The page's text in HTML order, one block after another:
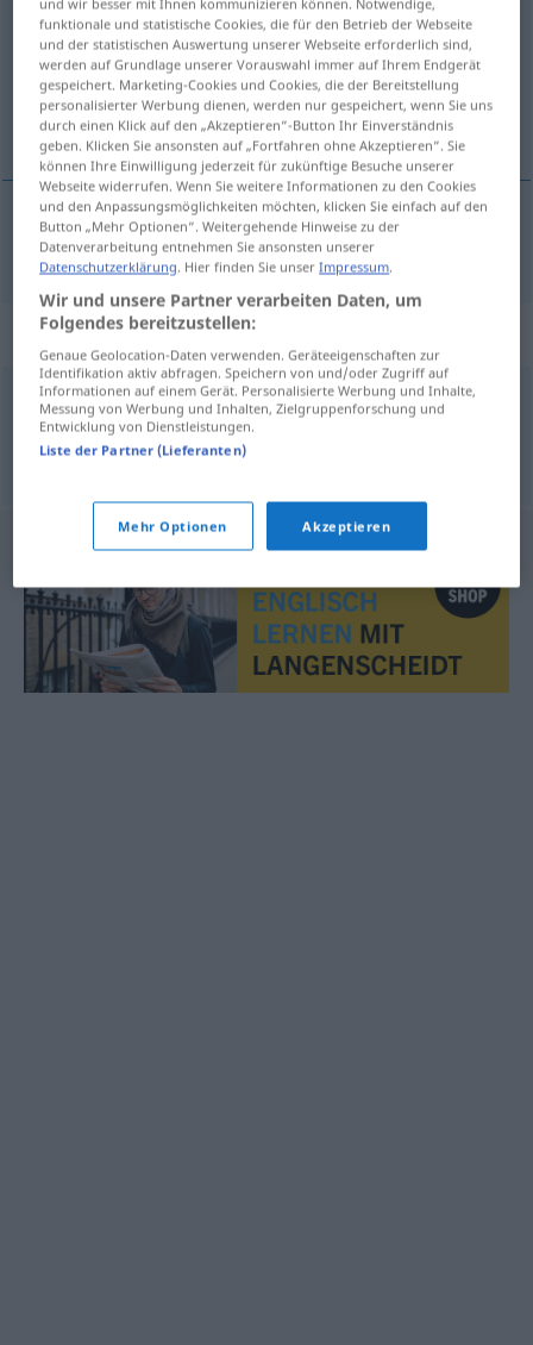
Übersicht aller Übersetzungen
(Für mehr Details die Übersetzung anklicken/antippen)
dark-blue
dark-blue dunkelblau
Synonyme für "dunkelblau"
himmelblau,blau,stahlblau
funktionale und statistische Cookies, die für den Betrieb der Webseite
und der statistischen Auswertung unserer Webseite erforderlich sind,
werden auf Grundlage unserer Vorauswahl immer auf Ihrem Endgerät
gespeichert. Marketing-Cookies und Cookies, die der Bereitstellung
personalisierter Werbung dienen, werden nur gespeichert, wenn Sie uns
durch einen Klick auf den „Akzeptieren“-Button Ihr Einverständnis
geben. Klicken Sie ansonsten auf „Fortfahren ohne Akzeptieren“. Sie
können Ihre Einwilligung jederzeit für zukünftige Besuche unserer
Webseite widerrufen. Wenn Sie weitere Informationen zu den Cookies
und den Anpassungsmöglichkeiten möchten, klicken Sie einfach auf den
Button „Mehr Optionen“. Weitergehende Hinweise zu der
Datenverarbeitung entnehmen Sie ansonsten unserer
Datenschutzerklärung . Hier finden Sie unserImpressum
Wir und unsere Partner verarbeiten Daten, um
Folgendes bereitzustellen:
Genaue Geolocation-Daten verwenden. Geräteeigenschaften zur
Identifikation aktiv abfragen. Speichern von und/oder Zugriff auf
Informationen auf einem Gerät. Personalisierte Werbung und Inhalte,
Messung von Werbung und Inhalten, Zielgruppenforschung und
Entwicklung von Dienstleistungen.
Liste der Partner (Lieferanten)
Mehr Optionen Akzeptieren